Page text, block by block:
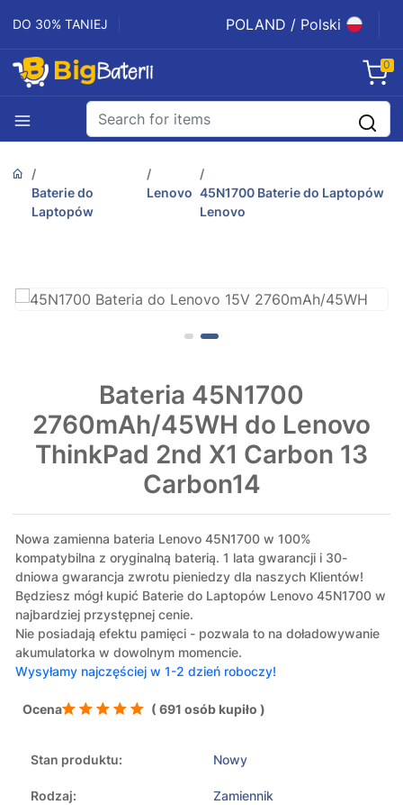
DO 30% TANIEJ POLAND / Polski
0
Baterie do
Laptopów
Lenovo 45N1700 Baterie do Laptopów
Lenovo
Bateria 45N1700
2760mAh/45WH do Lenovo
ThinkPad 2nd X1 Carbon 13
Carbon14
Nowa zamienna bateria Lenovo 45N1700 w 100%
kompatybilna z oryginalną baterią. 1 lata gwarancji i 30-
dniowa gwarancja zwrotu pieniedzy dla naszych Klientów!
Będziesz mógł kupić Baterie do Laptopów Lenovo 45N1700 w
najbardziej przystępnej cenie.
Nie posiadają efektu pamięci - pozwala to na doładowywanie
akumulatorka w dowolnym momencie.
Wysyłamy najczęściej w 1-2 dzień roboczy!
Ocena ( 691 osób kupiło )
Stan produktu: Nowy
Rodzaj: Zamiennik